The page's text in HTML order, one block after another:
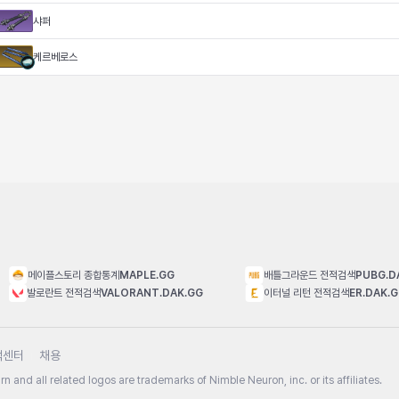
샤퍼
케르베로스
메이플스토리 종합통계MAPLE.GG
발로란트 전적검색VALORANT.DAK.GG
배틀그라운드 전적검색
이터널 리턴 전적검색
터 채용
and all related logos are trademarks of Nimble Neuron, inc. or its affiliates.